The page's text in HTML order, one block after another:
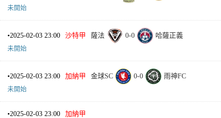
未開始
•2025-02-03 23:00 沙特甲 薩法 0-0
哈薩正義
未開始
•2025-02-03 23:00 加納甲 金球SC 0-0
雨神FC
未開始
•2025-02-03 23:00
加納甲